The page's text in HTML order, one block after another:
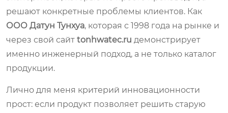
решают конкретные проблемы клиентов. Как
ООО Датун Тунхуа, которая с 1998 года на рынке и
через свой сайт tonhwatec.ru демонстрирует
именно инженерный подход, а не только каталог
продукции.
Лично для меня критерий инновационности
прост: если продукт позволяет решить старую